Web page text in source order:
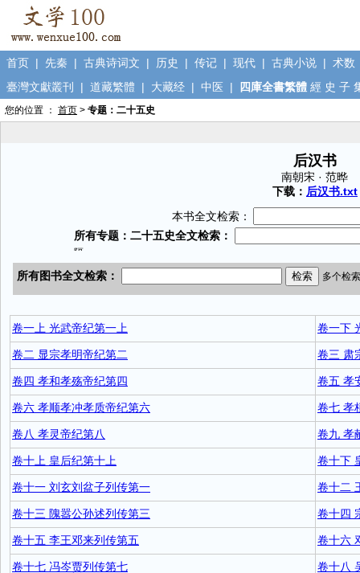
首页 | 先秦 | 古典诗词文 | 历史 | 传记 | 现代 | 古典小说 | 术数
臺灣文獻叢刊
| 道藏繁體 | 大藏经 | 中医 | 四庫全書繁體 經 史 子
您的位置 ： 首页 > 专题：二十五史
后汉书
南朝宋 · 范晔
下载： 后汉书.txt
本书全文检索：
卷一上 光武帝纪第一上 卷一下
卷二 显宗孝明帝纪第二 卷三 肃
卷四 孝和孝殇帝纪第四 卷五 孝
卷六 孝顺孝冲孝质帝纪第六 卷七 孝
卷八 孝灵帝纪第八 卷九 孝
卷十上 皇后纪第十上 卷十下
卷十一 刘玄刘盆子列传第一 卷十二
卷十三 隗嚣公孙述列传第三 卷十四
卷十五 李王邓来列传第五 卷十六
卷十七 冯岑贾列传第七 卷十八